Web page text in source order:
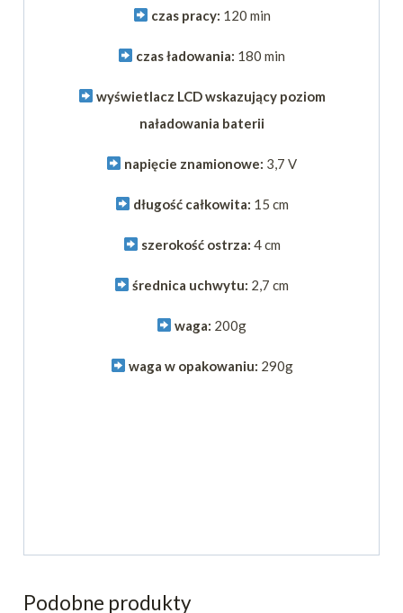
czas pracy: 120 min
czas ładowania: 180 min
wyświetlacz LCD wskazujący poziom
naładowania baterii
napięcie znamionowe: 3,7 V
długość całkowita: 15 cm
szerokość ostrza: 4 cm
średnica uchwytu: 2,7 cm
waga: 200g
waga w opakowaniu: 290g
Podobne produkty